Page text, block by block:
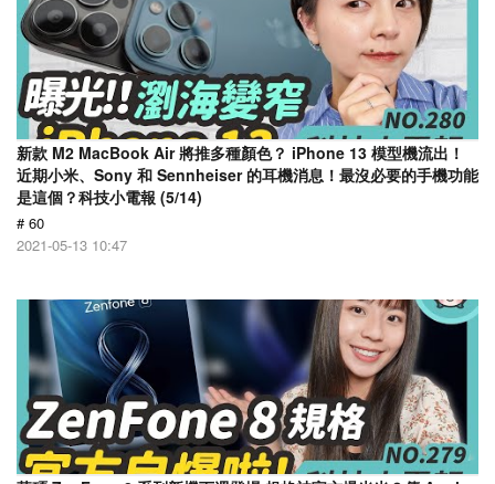
新款 M2 MacBook Air 將推多種顏色？ iPhone 13 模型機流出！
近期小米、Sony 和 Sennheiser 的耳機消息！最沒必要的手機功能
是這個？科技小電報 (5/14)
# 60
2021-05-13 10:47